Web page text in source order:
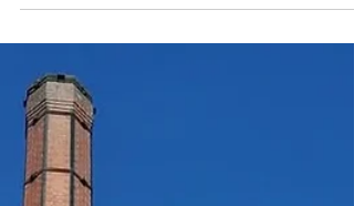
houblon pour 240 000 000 000 hectolitres de
le monde). Le houblon est cultivé en
monoculture. La culture du houblon nécessite
nombreux pesticides. La culture du houblon
abaisse le niveau de la nappe phréatique LA
SOLUTION Le chanvre peut être cul